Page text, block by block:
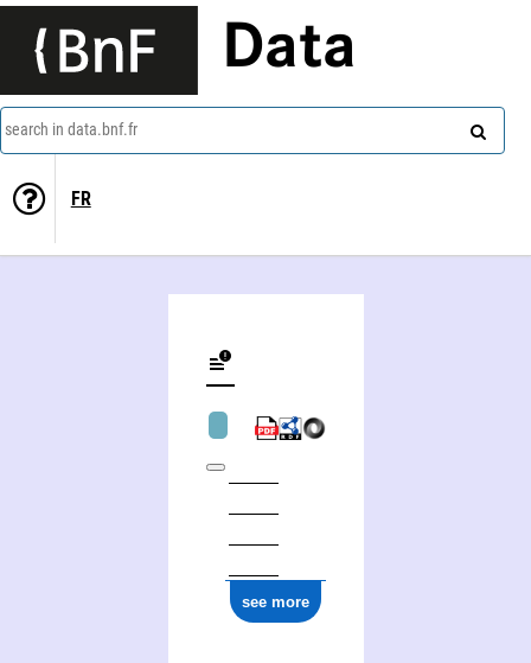
Data
search in data.bnf.fr
FR
see more